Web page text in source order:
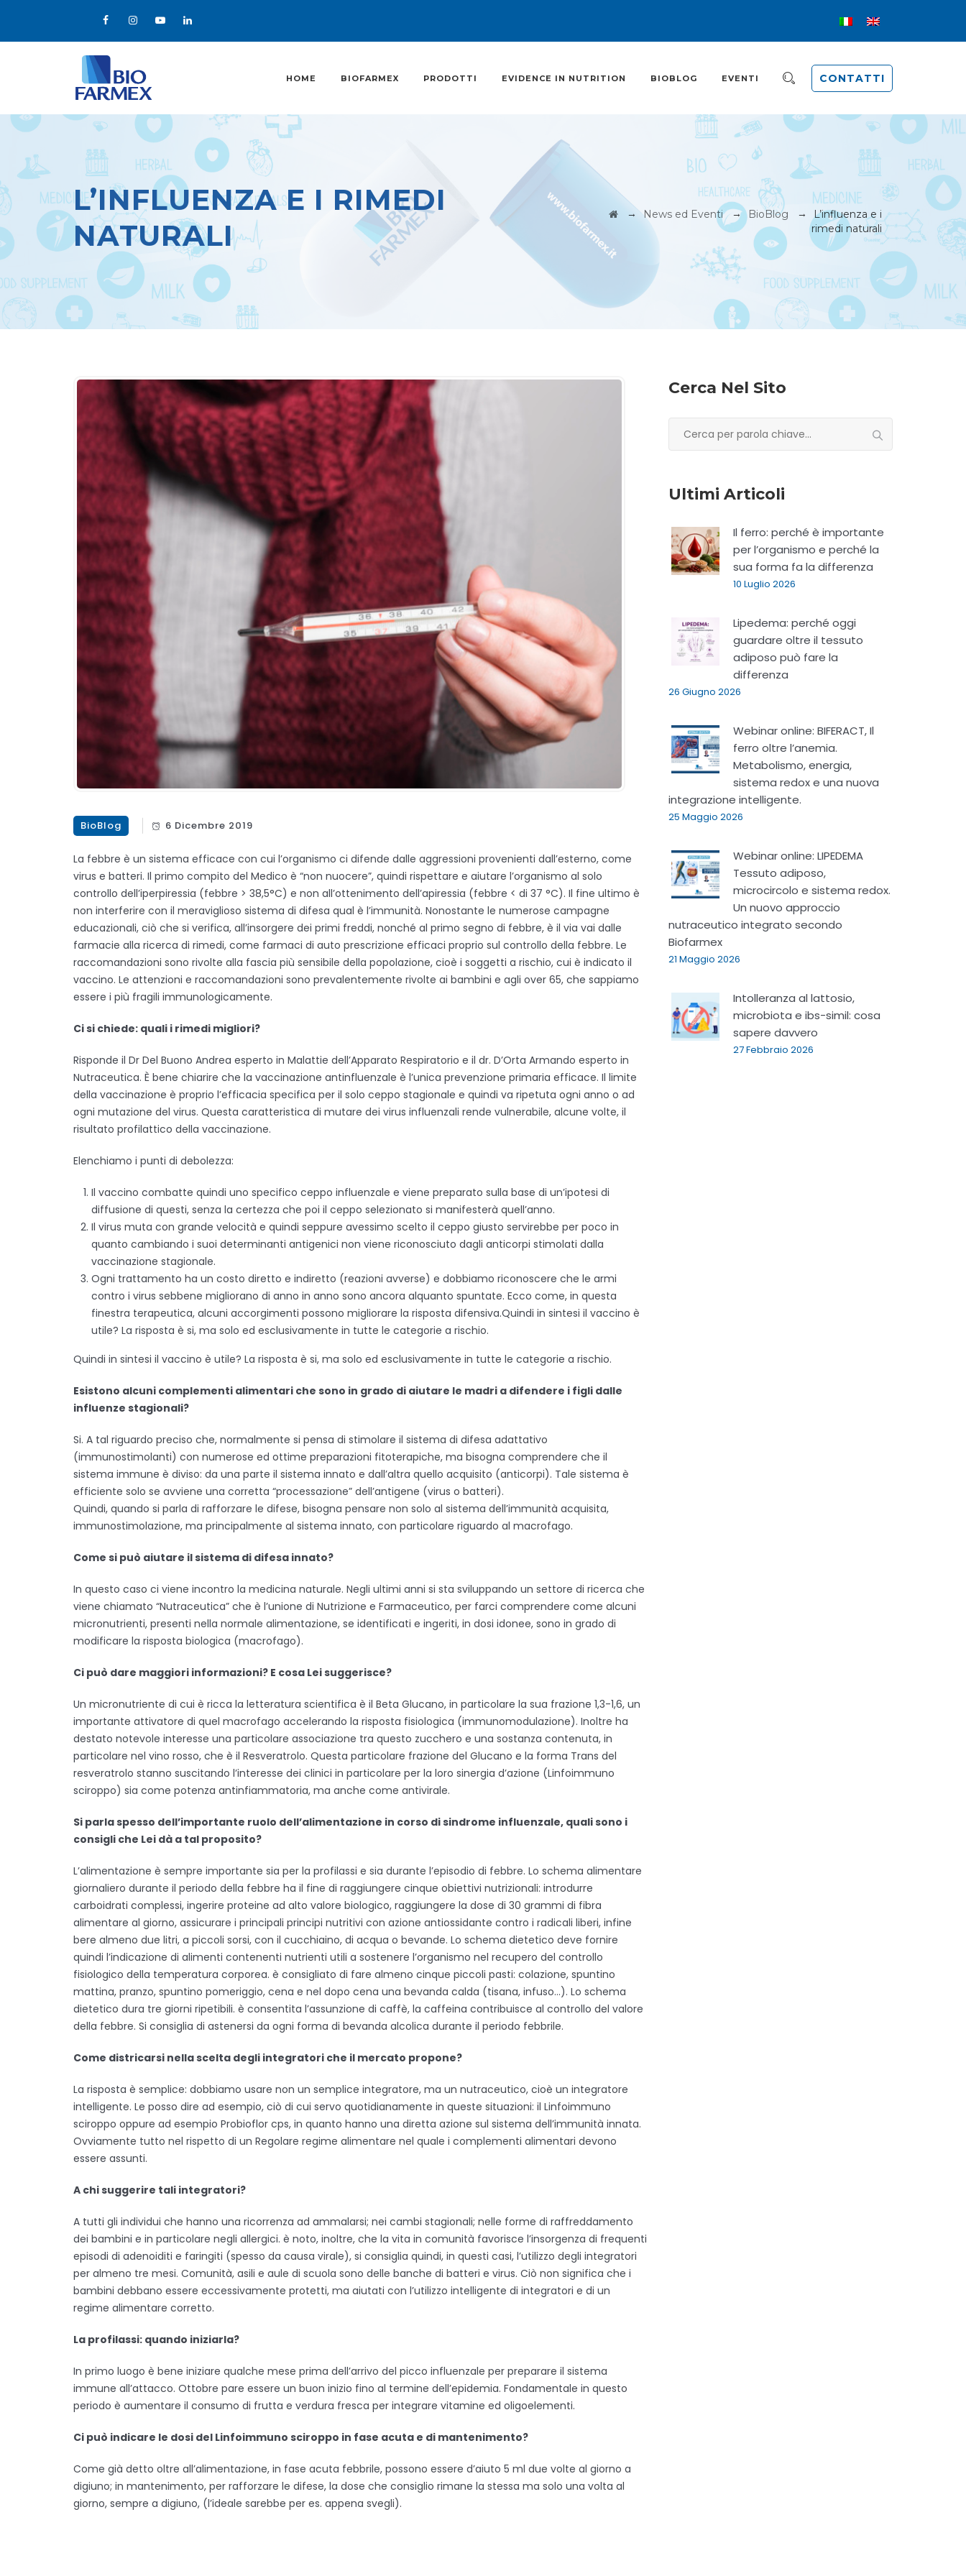
CONTATTI
HOME BIOFARMEX PRODOTTI EVIDENCE IN NUTRITION BIOBLOG EVENTI
L’INFLUENZA E I RIMEDI
NATURALI
→News ed Eventi→BioBlog →
L’influenza e i
rimedi naturali
BioBlog 6 Dicembre 2019
La febbre è un sistema efficace con cui l’organismo ci difende dalle aggressioni provenienti dall’esterno, come
virus e batteri. Il primo compito del Medico è “non nuocere”, quindi rispettare e aiutare l’organismo al solo
controllo dell’iperpiressia (febbre > 38,5°C) e non all’ottenimento dell’apiressia (febbre < di 37 °C). Il fine ultimo è
non interferire con il meraviglioso sistema di difesa qual è l’immunità. Nonostante le numerose campagne
educazionali, ciò che si verifica, all’insorgere dei primi freddi, nonché al primo segno di febbre, è il via vai dalle
farmacie alla ricerca di rimedi, come farmaci di auto prescrizione efficaci proprio sul controllo della febbre. Le
raccomandazioni sono rivolte alla fascia più sensibile della popolazione, cioè i soggetti a rischio, cui è indicato il
vaccino. Le attenzioni e raccomandazioni sono prevalentemente rivolte ai bambini e agli over 65, che sappiamo
essere i più fragili immunologicamente.
Ci si chiede: quali i rimedi migliori?
Risponde il Dr Del Buono Andrea esperto in Malattie dell’Apparato Respiratorio e il dr. D’Orta Armando esperto in
Nutraceutica. È bene chiarire che la vaccinazione antinfluenzale è l’unica prevenzione primaria efficace. Il limite
della vaccinazione è proprio l’efficacia specifica per il solo ceppo stagionale e quindi va ripetuta ogni anno o ad
ogni mutazione del virus. Questa caratteristica di mutare dei virus influenzali rende vulnerabile, alcune volte, il
risultato profilattico della vaccinazione.
Elenchiamo i punti di debolezza:
Il vaccino combatte quindi uno specifico ceppo influenzale e viene preparato sulla base di un’ipotesi di
diffusione di questi, senza la certezza che poi il ceppo selezionato si manifesterà quell’anno.
Il virus muta con grande velocità e quindi seppure avessimo scelto il ceppo giusto servirebbe per poco in
quanto cambiando i suoi determinanti antigenici non viene riconosciuto dagli anticorpi stimolati dalla
vaccinazione stagionale.
Ogni trattamento ha un costo diretto e indiretto (reazioni avverse) e dobbiamo riconoscere che le armi
contro i virus sebbene migliorano di anno in anno sono ancora alquanto spuntate. Ecco come, in questa
finestra terapeutica, alcuni accorgimenti possono migliorare la risposta difensiva.Quindi in sintesi il vaccino è
utile? La risposta è si, ma solo ed esclusivamente in tutte le categorie a rischio.
Quindi in sintesi il vaccino è utile? La risposta è si, ma solo ed esclusivamente in tutte le categorie a rischio.
Esistono alcuni complementi alimentari che sono in grado di aiutare le madri a difendere i figli dalle
influenze stagionali?
Si. A tal riguardo preciso che, normalmente si pensa di stimolare il sistema di difesa adattativo
(immunostimolanti) con numerose ed ottime preparazioni fitoterapiche, ma bisogna comprendere che il
sistema immune è diviso: da una parte il sistema innato e dall’altra quello acquisito (anticorpi). Tale sistema è
efficiente solo se avviene una corretta “processazione” dell’antigene (virus o batteri).
Quindi, quando si parla di rafforzare le difese, bisogna pensare non solo al sistema dell’immunità acquisita,
immunostimolazione, ma principalmente al sistema innato, con particolare riguardo al macrofago.
Come si può aiutare il sistema di difesa innato?
In questo caso ci viene incontro la medicina naturale. Negli ultimi anni si sta sviluppando un settore di ricerca che
viene chiamato “Nutraceutica” che è l’unione di Nutrizione e Farmaceutico, per farci comprendere come alcuni
micronutrienti, presenti nella normale alimentazione, se identificati e ingeriti, in dosi idonee, sono in grado di
modificare la risposta biologica (macrofago).
Ci può dare maggiori informazioni? E cosa Lei suggerisce?
Un micronutriente di cui è ricca la letteratura scientifica è il Beta Glucano, in particolare la sua frazione 1,3-1,6, un
importante attivatore di quel macrofago accelerando la risposta fisiologica (immunomodulazione). Inoltre ha
destato notevole interesse una particolare associazione tra questo zucchero e una sostanza contenuta, in
particolare nel vino rosso, che è il Resveratrolo. Questa particolare frazione del Glucano e la forma Trans del
resveratrolo stanno suscitando l’interesse dei clinici in particolare per la loro sinergia d’azione (Linfoimmuno
sciroppo) sia come potenza antinfiammatoria, ma anche come antivirale.
Si parla spesso dell’importante ruolo dell’alimentazione in corso di sindrome influenzale, quali sono i
consigli che Lei dà a tal proposito?
L’alimentazione è sempre importante sia per la profilassi e sia durante l’episodio di febbre. Lo schema alimentare
giornaliero durante il periodo della febbre ha il fine di raggiungere cinque obiettivi nutrizionali: introdurre
carboidrati complessi, ingerire proteine ad alto valore biologico, raggiungere la dose di 30 grammi di fibra
alimentare al giorno, assicurare i principali principi nutritivi con azione antiossidante contro i radicali liberi, infine
bere almeno due litri, a piccoli sorsi, con il cucchiaino, di acqua o bevande. Lo schema dietetico deve fornire
quindi l’indicazione di alimenti contenenti nutrienti utili a sostenere l’organismo nel recupero del controllo
fisiologico della temperatura corporea. è consigliato di fare almeno cinque piccoli pasti: colazione, spuntino
mattina, pranzo, spuntino pomeriggio, cena e nel dopo cena una bevanda calda (tisana, infuso…). Lo schema
dietetico dura tre giorni ripetibili. è consentita l’assunzione di caffè, la caffeina contribuisce al controllo del valore
della febbre. Si consiglia di astenersi da ogni forma di bevanda alcolica durante il periodo febbrile.
Come districarsi nella scelta degli integratori che il mercato propone?
La risposta è semplice: dobbiamo usare non un semplice integratore, ma un nutraceutico, cioè un integratore
intelligente. Le posso dire ad esempio, ciò di cui servo quotidianamente in queste situazioni: il Linfoimmuno
sciroppo oppure ad esempio Probioflor cps, in quanto hanno una diretta azione sul sistema dell’immunità innata.
Ovviamente tutto nel rispetto di un Regolare regime alimentare nel quale i complementi alimentari devono
essere assunti.
A chi suggerire tali integratori?
A tutti gli individui che hanno una ricorrenza ad ammalarsi; nei cambi stagionali; nelle forme di raffreddamento
dei bambini e in particolare negli allergici. è noto, inoltre, che la vita in comunità favorisce l’insorgenza di frequenti
episodi di adenoiditi e faringiti (spesso da causa virale), si consiglia quindi, in questi casi, l’utilizzo degli integratori
per almeno tre mesi. Comunità, asili e aule di scuola sono delle banche di batteri e virus. Ciò non significa che i
bambini debbano essere eccessivamente protetti, ma aiutati con l’utilizzo intelligente di integratori e di un
regime alimentare corretto.
La profilassi: quando iniziarla?
In primo luogo è bene iniziare qualche mese prima dell’arrivo del picco influenzale per preparare il sistema
immune all’attacco. Ottobre pare essere un buon inizio fino al termine dell’epidemia. Fondamentale in questo
periodo è aumentare il consumo di frutta e verdura fresca per integrare vitamine ed oligoelementi.
Ci può indicare le dosi del Linfoimmuno sciroppo in fase acuta e di mantenimento?
Come già detto oltre all’alimentazione, in fase acuta febbrile, possono essere d’aiuto 5 ml due volte al giorno a
digiuno; in mantenimento, per rafforzare le difese, la dose che consiglio rimane la stessa ma solo una volta al
giorno, sempre a digiuno, (l’ideale sarebbe per es. appena svegli).
Cerca Nel Sito
Ultimi Articoli
Il ferro: perché è importante
per l’organismo e perché la
sua forma fa la differenza
10 Luglio 2026
Lipedema: perché oggi
guardare oltre il tessuto
adiposo può fare la
differenza
26 Giugno 2026
Webinar online: BIFERACT, Il
ferro oltre l’anemia.
Metabolismo, energia,
sistema redox e una nuova
integrazione intelligente.
25 Maggio 2026
Webinar online: LIPEDEMA
Tessuto adiposo,
microcircolo e sistema redox.
Un nuovo approccio
nutraceutico integrato secondo
Biofarmex
21 Maggio 2026
Intolleranza al lattosio,
microbiota e ibs-simil: cosa
sapere davvero
27 Febbraio 2026